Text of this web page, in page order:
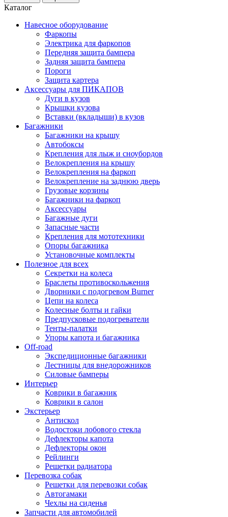
Каталог
Навесное оборудование
Фаркопы
Электрика для фаркопов
Передняя защита бампера
Задняя защита бампера
Пороги
Защита картера
Аксессуары для ПИКАПОВ
Дуги в кузов
Крышки кузова
Вставки (вкладыши) в кузов
Багажники
Багажники на крышу
Автобоксы
Крепления для лыж и сноубордов
Велокрепления на крышу
Велокрепления на фаркоп
Велокрепление на заднюю дверь
Грузовые корзины
Багажники на фаркоп
Аксессуары
Багажные дуги
Запасные части
Крепления для мототехники
Опоры багажника
Установочные комплекты
Полезное для всех
Секретки на колеса
Браслеты противоскольжения
Дворники с подогревом Burner
Цепи на колеса
Колесные болты и гайки
Предпусковые подогреватели
Тенты-палатки
Упоры капота и багажника
Off-road
Экспедиционные багажники
Лестницы для внедорожников
Силовые бамперы
Интерьер
Коврики в багажник
Коврики в салон
Экстерьер
Антискол
Водостоки лобового стекла
Дефлекторы капота
Дефлекторы окон
Рейлинги
Решетки радиатора
Перевозка собак
Решетки для перевозки собак
Автогамаки
Чехлы на сиденья
Запчасти для автомобилей